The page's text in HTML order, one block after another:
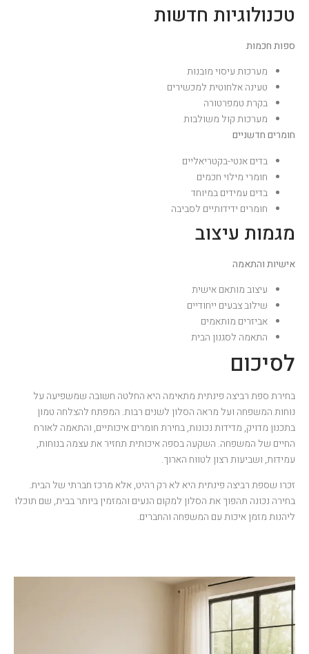
טכנולוגיות חדשות
ספות חכמות
מערכות עיסוי מובנות
טעינה אלחוטית למכשירים
בקרת טמפרטורה
מערכות קול משולבות
חומרים חדשניים
בדים אנטי-בקטריאליים
חומרי מילוי חכמים
בדים עמידים במיוחד
חומרים ידידותיים לסביבה
מגמות עיצוב
אישיות והתאמה
עיצוב מותאם אישית
שילוב צבעים ייחודיים
אביזרים מותאמים
התאמה לסגנון הבית
לסיכום
בחירת ספת רביצה פינתית מתאימה היא החלטה חשובה שמשפיעה על
נוחות המשפחה ועל מראה הסלון לשנים רבות. המפתח להצלחה טמון
בתכנון מדויק, מדידות נכונות, בחירת חומרים איכותיים, והתאמה לאורח
החיים של המשפחה. השקעה בספה איכותית תחזיר את עצמה בנוחות,
עמידות, ושביעות רצון לטווח הארוך.
זכרו שספת רביצה פינתית היא לא רק רהיט, אלא מרכז חברתי של הבית.
בחירה נכונה תהפוך את הסלון למקום הנעים והמזמין ביותר בבית, שם תוכלו
ליהנות מזמן איכות עם המשפחה והחברים.